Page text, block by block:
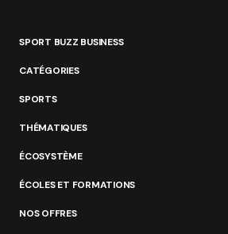
SPORT BUZZ BUSINESS
CATÉGORIES
SPORTS
THÉMATIQUES
ÉCOSYSTÈME
ÉCOLES ET FORMATIONS
NOS OFFRES